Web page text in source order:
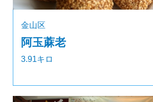
金山区
阿玉蔴老
3.91キロ